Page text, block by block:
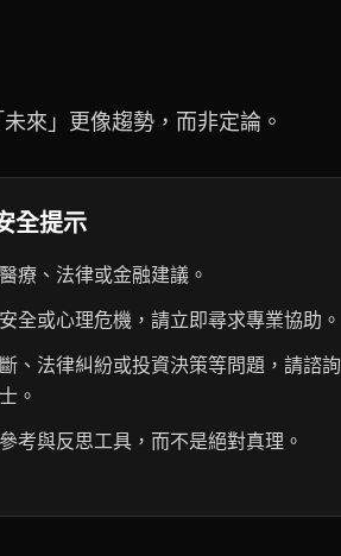
來」更像趨勢，而非定論。
全提示
療、法律或金融建議。
全或心理危機，請立即尋求專業協助。
、法律糾紛或投資決策等問題，請諮詢
。
考與反思工具，而不是絕對真理。